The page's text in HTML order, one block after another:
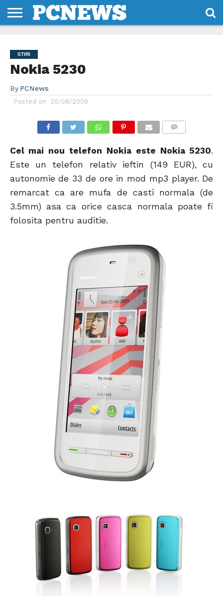
NOI
SI
CONDITII
STIRI
Nokia 5230
By PCNews
Posted on 25/08/2009
Cel mai nou telefon Nokia este Nokia 5230.
Este un telefon relativ ieftin (149 EUR), cu
autonomie de 33 de ore in mod mp3 player. De
remarcat ca are mufa de casti normala (de
3.5mm) asa ca orice casca normala poate fi
folosita pentru auditie.